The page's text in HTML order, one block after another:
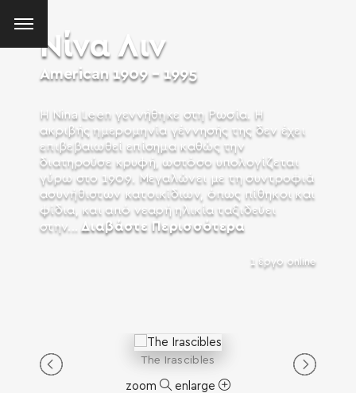
Νίνα Λιν
American 1909 - 1995
Η Nina Leen γεννήθηκε στη Ρωσία. Η
ακριβής ημερομηνία γέννησής της δεν έχει
επιβεβαιωθεί επίσημα καθώς την
διατηρούσε κρυφή, ωστόσο υπολογίζεται
γύρω στο 1909. Μεγαλώνει με τη συντροφιά
ασυνήθιστων κατοικίδιων, όπως πίθηκοι και
φίδια, και από νεαρή ηλικία ταξιδεύει
στην... Διαβάστε Περισσότερα
1 έργo online
The Irascibles
zoom enlarge